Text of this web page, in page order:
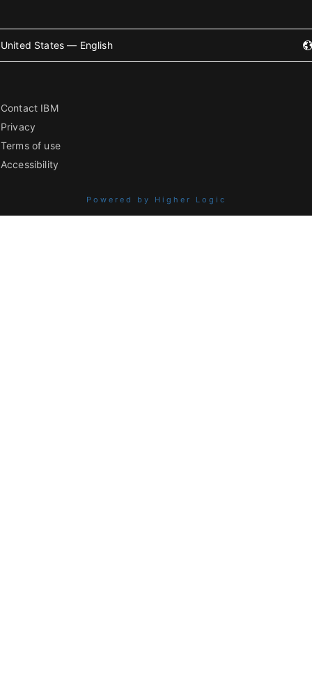
United States — English
Contact IBM
Privacy
Terms of use
Accessibility
Powered by Higher Logic